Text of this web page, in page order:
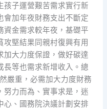
孩子運營艱苦需求實行新
會加年夜財務支出不斷定
資金需求較年夜，基礎平
攻堅結果同親村復興有用
加大力度保證，做好碳達
長等也需求新增收入。總
嚴重，必需加大力度財務
努力而為、實事求是，迷
心、國務院決議計劃安排